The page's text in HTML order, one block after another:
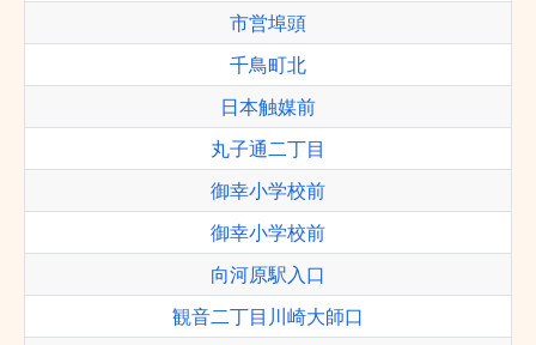
市営埠頭
千鳥町北
日本触媒前
丸子通二丁目
御幸小学校前
御幸小学校前
向河原駅入口
観音二丁目川崎大師口